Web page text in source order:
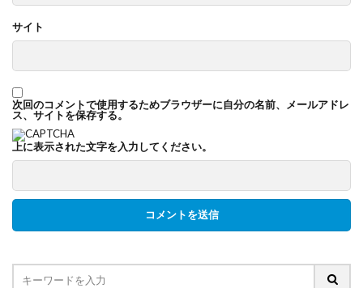
サイト
次回のコメントで使用するためブラウザーに自分の名前、メールアドレ
ス、サイトを保存する。
上に表示された文字を入力してください。